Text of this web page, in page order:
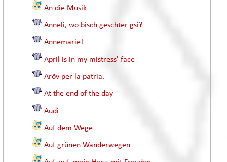
An die Musik
Anneli, wo bisch geschter gsi?
Annemarie!
April is in my mistress' face
Aröv per la patria.
At the end of the day
Audi
Auf dem Wege
Auf grünen Wanderwegen